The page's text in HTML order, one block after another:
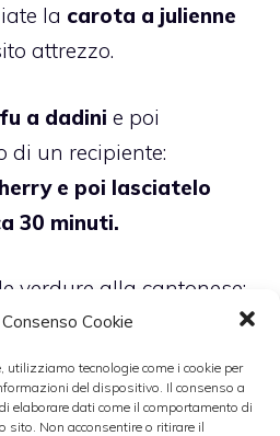
Cookie
utilizziamo tecnologie come i cookie per
del dispositivo. Il consenso a
elaborare dati come il comportamento di
sito. Non acconsentire o ritirare il
la carota a julienne
attrezzo.
a dadini e poi
di un recipiente:
e poi lasciatelo
30 minuti.
verdure alla cantonese:
o in alternativa una
poi lasciatevi
tre cucchiai di olio